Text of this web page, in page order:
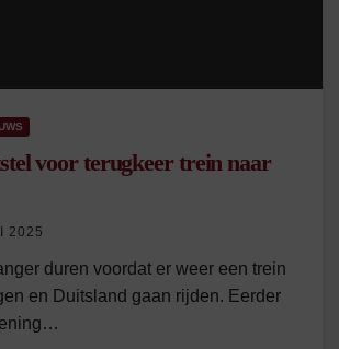
voor terugkeer trein naar
2025
duren voordat er weer een trein
en Duitsland gaan rijden. Eerder